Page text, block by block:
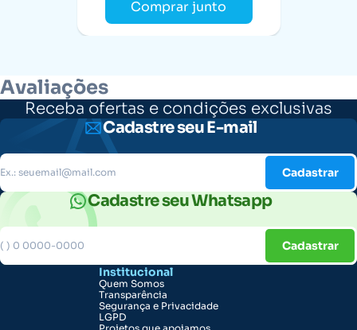
Comprar junto
Avaliações
Receba ofertas e condições exclusivas
Cadastre seu E-mail
Cadastrar
Cadastre seu Whatsapp
Cadastrar
Institucional
Quem Somos
Transparência
Segurança e Privacidade
LGPD